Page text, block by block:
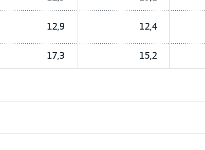
12,9 12,4
17,3 15,2